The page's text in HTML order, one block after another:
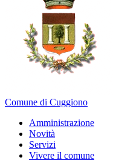
Comune di Cuggiono
Amministrazione
Novità
Servizi
Vivere il comune